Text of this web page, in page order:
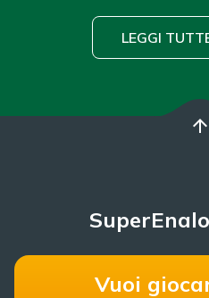
LEGGI
arrow_upward
Vuoi